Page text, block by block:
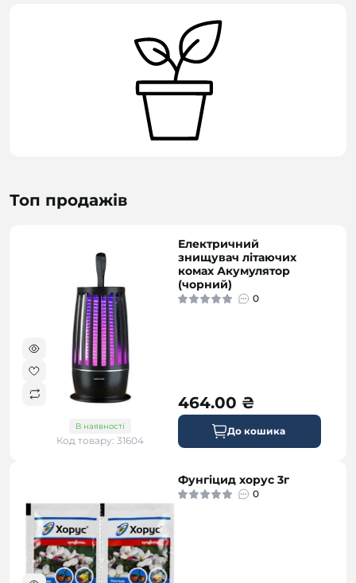
Топ продажів
В наявності
Код товару: 31604
Електричний
знищувач літаючих
комах Акумулятор
(чорний)
0
464.00 ₴
До кошика
Фунгіцид хорус 3г
0